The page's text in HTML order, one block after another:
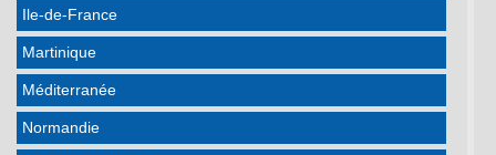
Ile-de-France
Martinique
Méditerranée
Normandie